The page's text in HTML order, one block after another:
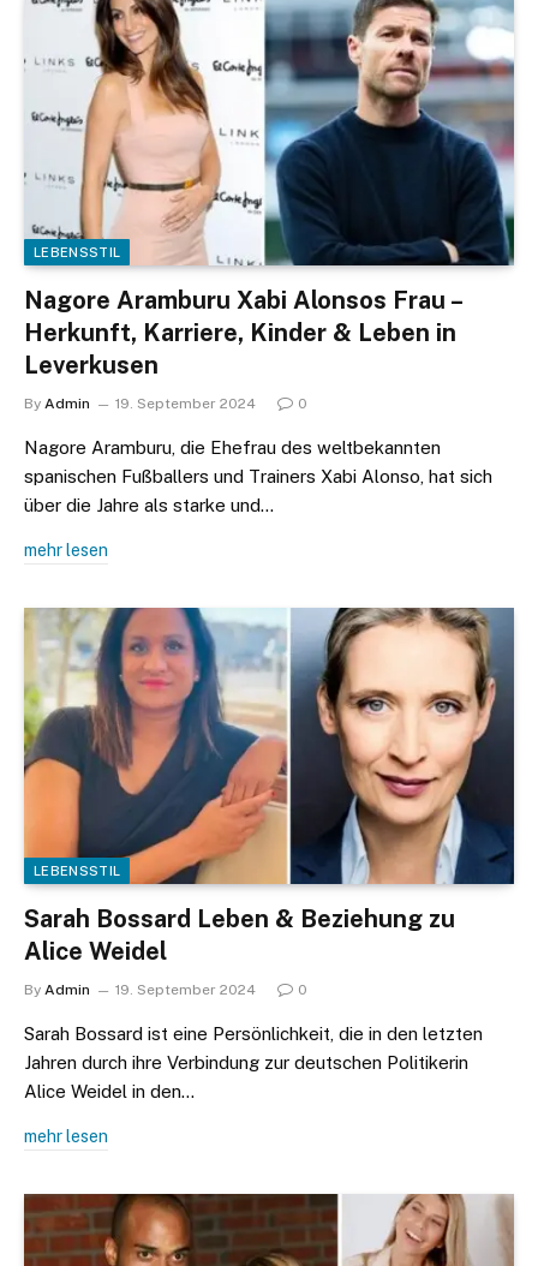
LEBENSSTIL
Nagore Aramburu Xabi Alonsos Frau –
Herkunft, Karriere, Kinder & Leben in
Leverkusen
By Admin 19. September 2024 0
Nagore Aramburu, die Ehefrau des weltbekannten
spanischen Fußballers und Trainers Xabi Alonso, hat sich
über die Jahre als starke und…
mehr lesen
LEBENSSTIL
Sarah Bossard Leben & Beziehung zu
Alice Weidel
By Admin 19. September 2024 0
Sarah Bossard ist eine Persönlichkeit, die in den letzten
Jahren durch ihre Verbindung zur deutschen Politikerin
Alice Weidel in den…
mehr lesen